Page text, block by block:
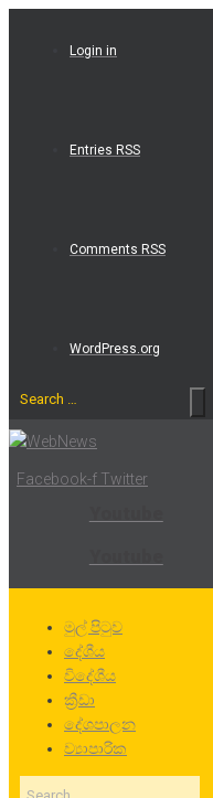
Login in
Entries RSS
Comments RSS
WordPress.org
Search
Facebook-f Twitter
මුල් පිටුව
දේශීය
විදේශීය
ක්‍රීඩා
දේශපාලන
ව්‍යාපාරික
Search